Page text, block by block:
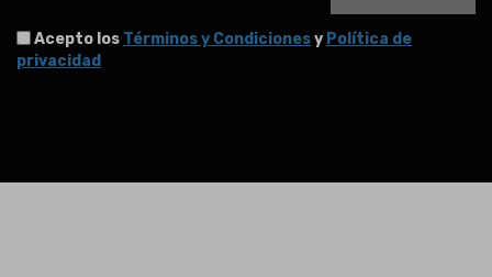
Acepto los Términos y Condicionesy Política de
privacidad